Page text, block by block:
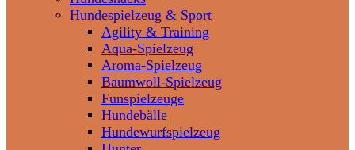
Hundespielzeug & Sport
Agility & Training
Aqua-Spielzeug
Aroma-Spielzeug
Baumwoll-Spielzeug
Funspielzeuge
Hundebälle
Hundewurfspielzeug